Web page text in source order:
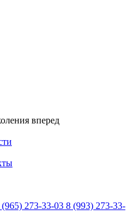
вперед
(965) 273-33-03 8 (993) 273-33-